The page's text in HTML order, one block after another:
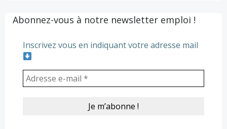
Abonnez-vous à notre newsletter emploi !
Inscrivez vous en indiquant votre adresse mail